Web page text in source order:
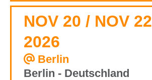
NOV 20 / NOV 22
2026
Berlin
Berlin - Deutschland